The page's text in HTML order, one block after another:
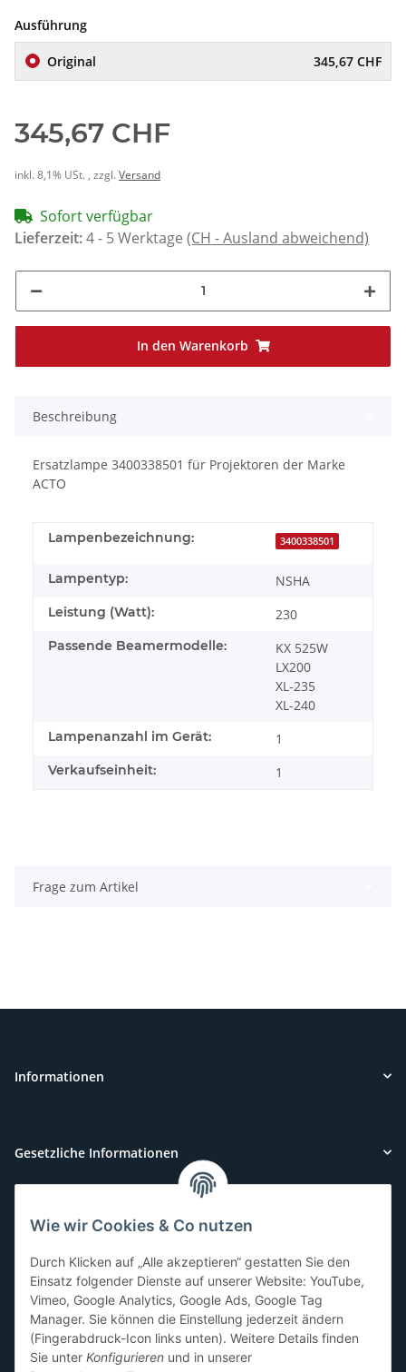
Ausführung
Original 345,67 CHF
345,67 CHF
inkl. 8,1% USt. , zzgl.Versand
Sofort verfügbar
Lieferzeit:4 - 5 Werktage (CH - Ausland abweichend)
In den Warenkorb
Beschreibung
Ersatzlampe 3400338501 für Projektoren der Marke
ACTO
Lampenbezeichnung: 3400338501
Lampentyp: NSHA
Leistung (Watt): 230
Passende Beamermodelle:
KX 525W
LX200
XL-235
XL-240
Lampenanzahl im Gerät: 1
Verkaufseinheit: 1
Frage zum Artikel
Informationen
Gesetzliche Informationen
Kundenservice
Sie benötigen Hilfe oder haben Fragen?
071-5355993
service@beamerlampe24.ch
Wie wir Cookies & Co nutzen
Durch Klicken auf „Alle akzeptieren“ gestatten Sie den
Einsatz folgender Dienste auf unserer Website: YouTube,
Vimeo, Google Analytics, Google Ads, Google Tag
Manager. Sie können die Einstellung jederzeit ändern
(Fingerabdruck-Icon links unten). Weitere Details finden
Sie unter Konfigurieren und in unserer